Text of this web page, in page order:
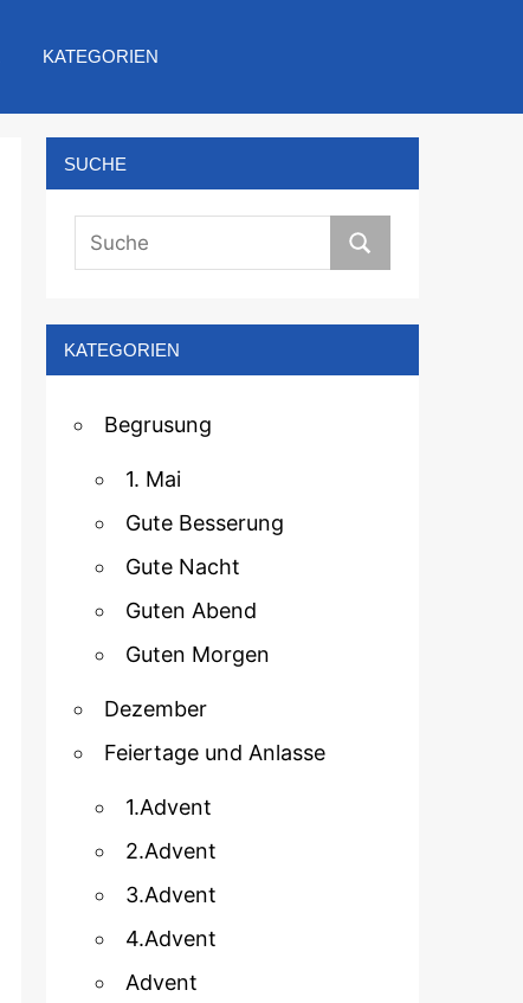
KATEGORIEN
SUCHE
KATEGORIEN
Begrusung
1. Mai
Gute Besserung
Gute Nacht
Guten Abend
Guten Morgen
Dezember
Feiertage und Anlasse
1.Advent
2.Advent
3.Advent
4.Advent
Advent